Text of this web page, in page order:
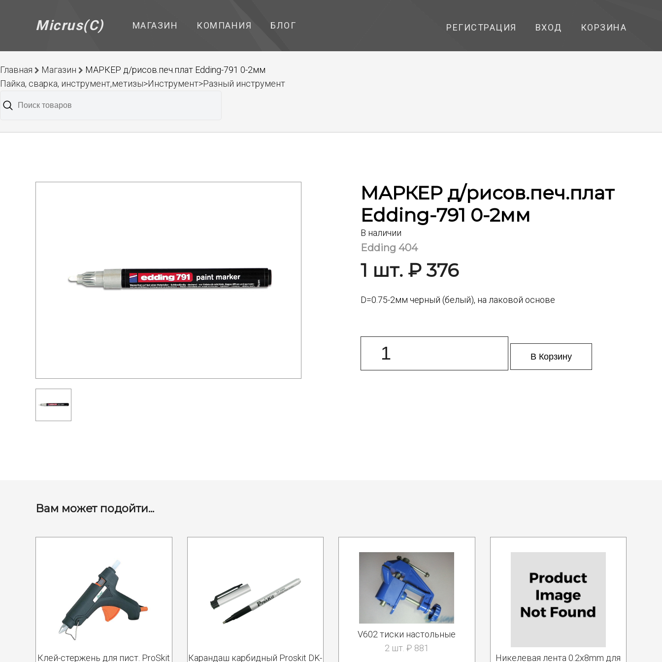
Micrus(C) МАГАЗИН КОМПАНИЯ БЛОГ РЕГИСТРАЦИЯ ВХОД КОРЗИНА
Главная Магазин
МАРКЕР д/рисов.печ.плат Edding-791 0-2мм
Пайка, сварка, инструмент,метизы>Инструмент>Разный инструмент
МАРКЕР д/рисов.печ.плат
Edding-791 0-2мм
В наличии
Edding 404
1 шт. ₽ 376
D=0.75-2мм черный (белый), на лаковой основе
В Корзину
Вам может подойти...
Клей-стержень для пист. ProSkit Карандаш карбидный Proskit DK-
V602 тиски настольные
2 шт. ₽ 881
Никелевая лента 0.2x8mm для